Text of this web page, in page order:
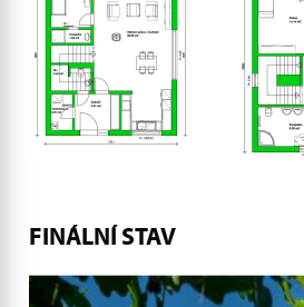
FINÁLNÍ STAV